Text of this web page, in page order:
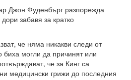
Джон Фуденбърг разпорежда
забавя за кратко
че няма никакви следи от
биха могли да причинят или
че за Кинг са
медицински грижи до последния